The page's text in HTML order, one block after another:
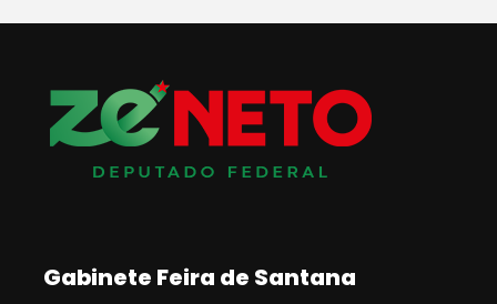
Gabinete Feira de Santana